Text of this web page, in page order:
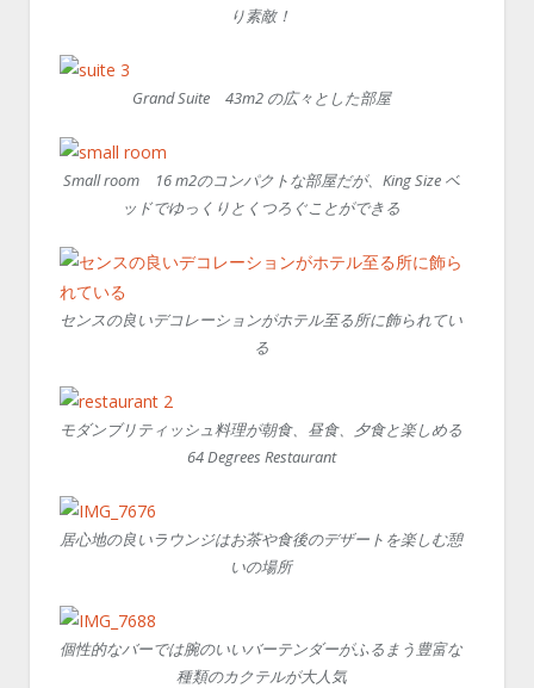
り素敵！
Grand Suite 43m2 の広々とした部屋
Small room 16 m2のコンパクトな部屋だが、King Size ベ
ッドでゆっくりとくつろぐことができる
センスの良いデコレーションがホテル至る所に飾られてい
る
モダンブリティッシュ料理が朝食、昼食、夕食と楽しめる
64 Degrees Restaurant
居心地の良いラウンジはお茶や食後のデザートを楽しむ憩
いの場所
個性的なバーでは腕のいいバーテンダーがふるまう豊富な
種類のカクテルが大人気